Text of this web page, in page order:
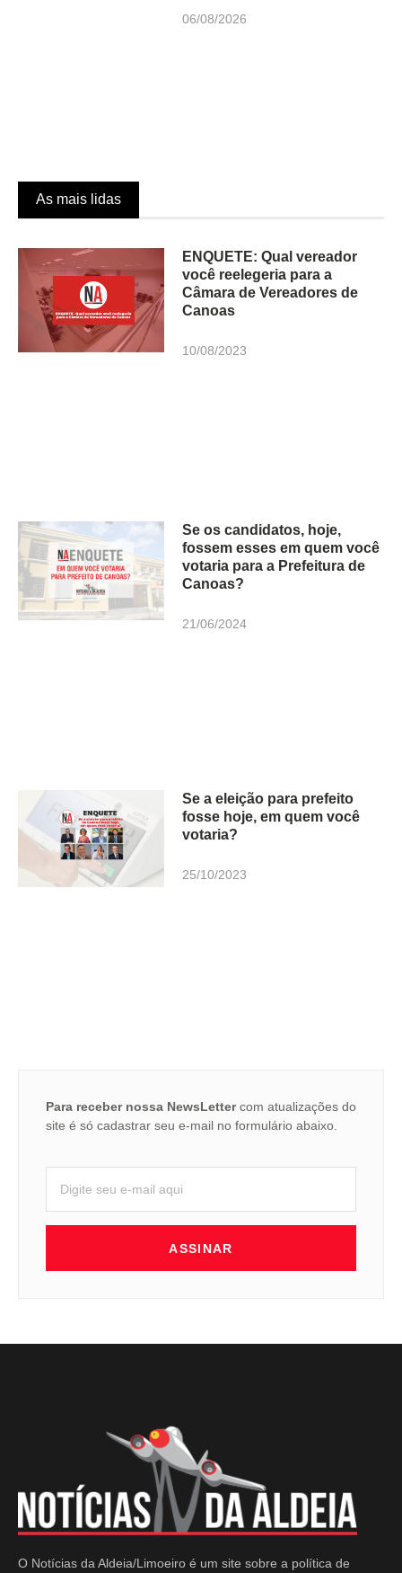
06/08/2026
As mais lidas
ENQUETE: Qual vereador
você reelegeria para a
Câmara de Vereadores de
Canoas
10/08/2023
Se os candidatos, hoje,
fossem esses em quem você
votaria para a Prefeitura de
Canoas?
21/06/2024
Se a eleição para prefeito
fosse hoje, em quem você
votaria?
25/10/2023
Para receber nossa NewsLettercom atualizações do
site é só cadastrar seu e-mail no formulário abaixo.
ASSINAR
O Notícias da Aldeia/Limoeiro é um site sobre a política de